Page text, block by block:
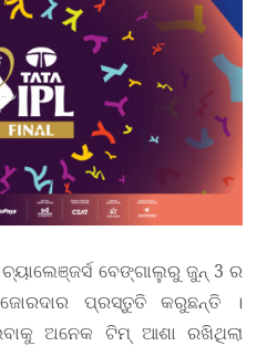
ବେଙ୍ଗାଲୁରୁ ଜୁନ୍ 3 ର
ପ୍ରସ୍ତୁତି କରୁଛନ୍ତି ।
ଅନେକ ଟିମ୍ ଆଶା ରଖିଥିଲା